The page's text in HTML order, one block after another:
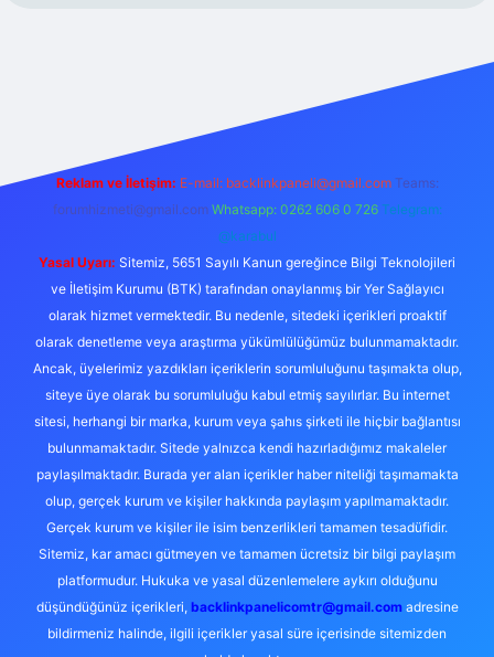
Reklam ve İletişim: E-mail: backlinkpaneli@gmail.com Teams:
forumhizmeti@gmail.com Whatsapp: 0262 606 0 726 Telegram:
@karabul
Yasal Uyarı: Sitemiz, 5651 Sayılı Kanun gereğince Bilgi Teknolojileri
ve İletişim Kurumu (BTK) tarafından onaylanmış bir Yer Sağlayıcı
olarak hizmet vermektedir. Bu nedenle, sitedeki içerikleri proaktif
olarak denetleme veya araştırma yükümlülüğümüz bulunmamaktadır.
Ancak, üyelerimiz yazdıkları içeriklerin sorumluluğunu taşımakta olup,
siteye üye olarak bu sorumluluğu kabul etmiş sayılırlar. Bu internet
sitesi, herhangi bir marka, kurum veya şahıs şirketi ile hiçbir bağlantısı
bulunmamaktadır. Sitede yalnızca kendi hazırladığımız makaleler
paylaşılmaktadır. Burada yer alan içerikler haber niteliği taşımamakta
olup, gerçek kurum ve kişiler hakkında paylaşım yapılmamaktadır.
Gerçek kurum ve kişiler ile isim benzerlikleri tamamen tesadüfidir.
Sitemiz, kar amacı gütmeyen ve tamamen ücretsiz bir bilgi paylaşım
platformudur. Hukuka ve yasal düzenlemelere aykırı olduğunu
düşündüğünüz içerikleri, backlinkpanelicomtr@gmail.comadresine
bildirmeniz halinde, ilgili içerikler yasal süre içerisinde sitemizden